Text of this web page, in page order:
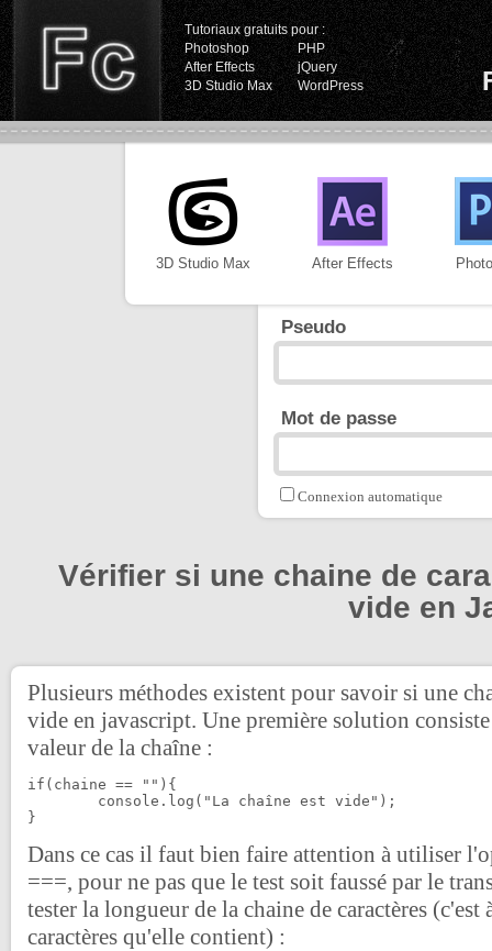
Tutoriaux gratuits pour :
Photoshop
PHP
After Effects
jQuery
3D Studio Max
WordPress
3D Studio Max After Effects
Pseudo
Mot de passe
Connexion automatique
Vérifier si une chaine de
vide en
Plusieurs méthodes existent pour savoir si une
vide en javascript. Une première solution
valeur de la chaîne :
if(chaine == ""){
}
Dans ce cas il faut bien faire attention à utiliser
===, pour ne pas que le test soit faussé par le
tester la longueur de la chaine de caractères (c'est
caractères qu'elle contient) :